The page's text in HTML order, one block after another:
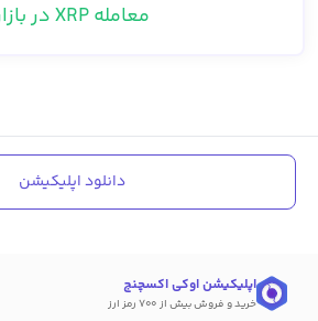
معامله XRP در بازار
دانلود اپلیکیشن
اپلیکیشن اوکی اکسچنج
خرید و فروش بیش از ۷۰۰ رمز ارز